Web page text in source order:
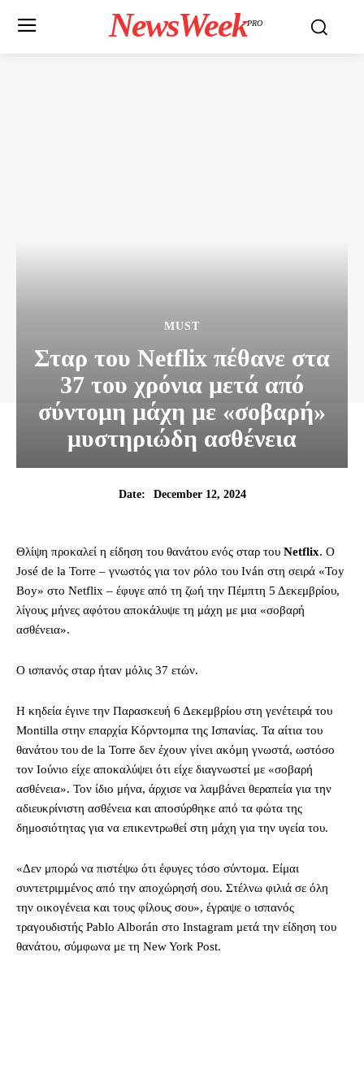
NewsWeekPRO
MUST
Σταρ του Netflix πέθανε στα
37 του χρόνια μετά από
σύντομη μάχη με «σοβαρή»
μυστηριώδη ασθένεια
Date: December 12, 2024
Θλίψη προκαλεί η είδηση του θανάτου ενός σταρ του Netflix. Ο
José de la Torre – γνωστός για τον ρόλο του Iván στη σειρά «Toy
Boy» στο Netflix – έφυγε από τη ζωή την Πέμπτη 5 Δεκεμβρίου,
λίγους μήνες αφότου αποκάλυψε τη μάχη με μια «σοβαρή
ασθένεια».
Ο ισπανός σταρ ήταν μόλις 37 ετών.
Η κηδεία έγινε την Παρασκευή 6 Δεκεμβρίου στη γενέτειρά του
Montilla στην επαρχία Κόρντομπα της Ισπανίας. Τα αίτια του
θανάτου του de la Torre δεν έχουν γίνει ακόμη γνωστά, ωστόσο
τον Ιούνιο είχε αποκαλύψει ότι είχε διαγνωστεί με «σοβαρή
ασθένεια». Τον ίδιο μήνα, άρχισε να λαμβάνει θεραπεία για την
αδιευκρίνιστη ασθένεια και αποσύρθηκε από τα φώτα της
δημοσιότητας για να επικεντρωθεί στη μάχη για την υγεία του.
«Δεν μπορώ να πιστέψω ότι έφυγες τόσο σύντομα. Είμαι
συντετριμμένος από την αποχώρησή σου. Στέλνω φιλιά σε όλη
την οικογένεια και τους φίλους σου», έγραψε ο ισπανός
τραγουδιστής Pablo Alborán στο Instagram μετά την είδηση του
θανάτου, σύμφωνα με τη New York Post.